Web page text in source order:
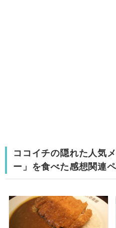
ココイチの隠れた人気
ー」を食べた感想関連